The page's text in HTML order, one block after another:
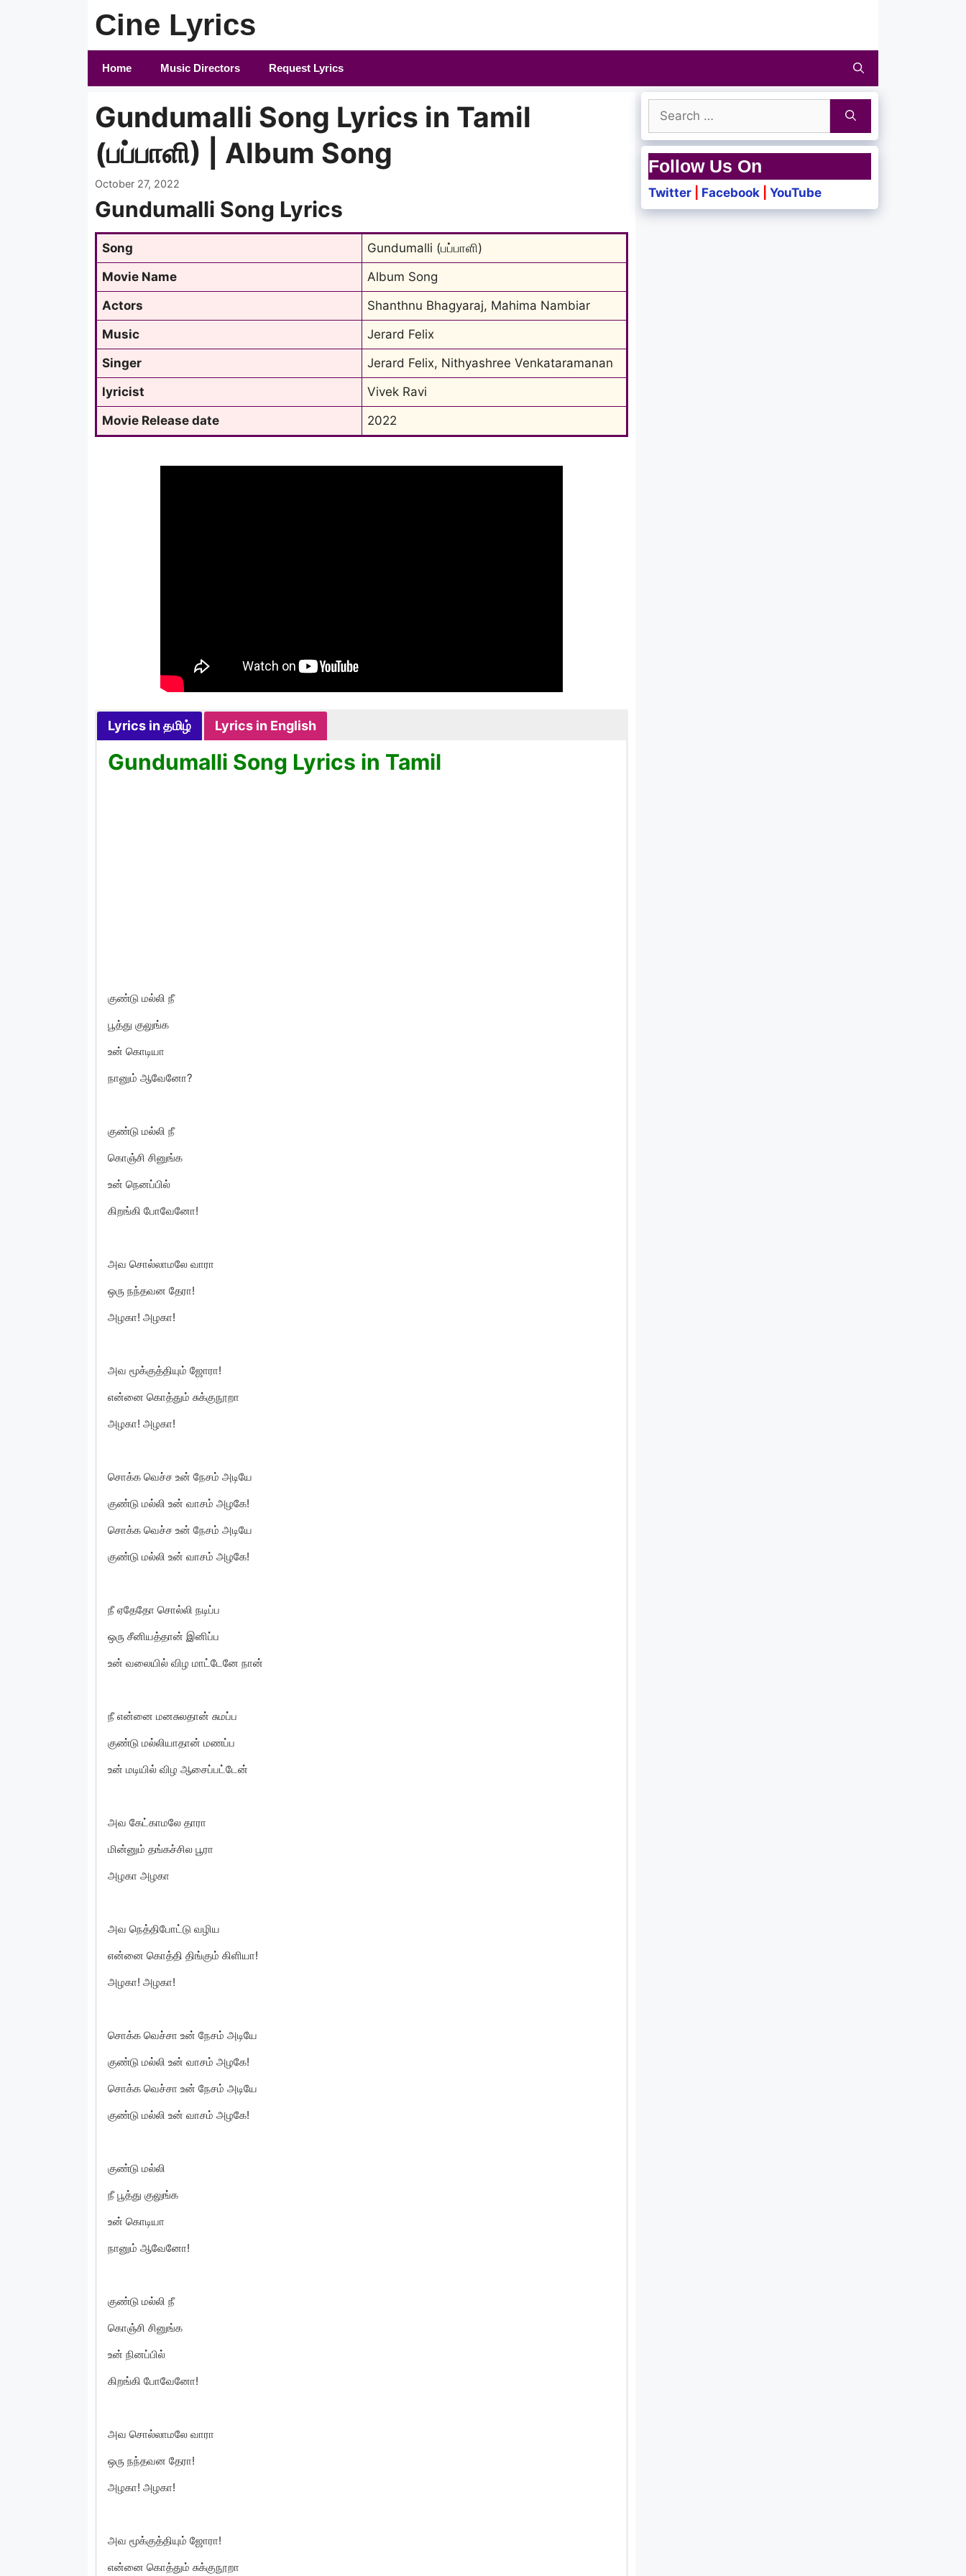
Cine Lyrics
Home Music Directors Request Lyrics
Gundumalli Song Lyrics in Tamil
(பப்பாளி) | Album Song
October 27, 2022
Gundumalli Song Lyrics
Song
Gundumalli (பப்பாளி)
Movie Name
Album Song
Actors
Shanthnu Bhagyaraj, Mahima Nambiar
Music
Jerard Felix
Singer
Jerard Felix, Nithyashree Venkataramanan
lyricist
Vivek Ravi
Movie Release date
2022
Lyrics in தமிழ் Lyrics in English
Gundumalli Song Lyrics in Tamil
குண்டு மல்லி நீ
பூத்து குலுங்க
உன் கொடியா
நானும் ஆவேனோ?
குண்டு மல்லி நீ
கொஞ்சி சினுங்க
உன் நெனப்பில்
கிறங்கி போவேனோ!
அவ சொல்லாமலே வாரா
ஒரு நந்தவன தேரா!
அழகா! அழகா!
அவ மூக்குத்தியும் ஜோரா!
என்னை கொத்தும் சுக்குநூறா
அழகா! அழகா!
சொக்க வெச்ச உன் நேசம் அடியே
குண்டு மல்லி உன் வாசம் அழகே!
சொக்க வெச்ச உன் நேசம் அடியே
குண்டு மல்லி உன் வாசம் அழகே!
நீ ஏதேதோ சொல்லி நடிப்ப
ஒரு சீனியத்தான் இனிப்ப
உன் வலையில் விழ மாட்டேனே நான்
நீ என்னை மனசுலதான் சுமப்ப
குண்டு மல்லியாதான் மணப்ப
உன் மடியில் விழ ஆசைப்பட்டேன்
அவ கேட்காமலே தாரா
மின்னும் தங்கச்சில பூரா
அழகா அழகா
அவ நெத்திபோட்டு வழிய
என்னை கொத்தி திங்கும் கிளியா!
அழகா! அழகா!
சொக்க வெச்சா உன் நேசம் அடியே
குண்டு மல்லி உன் வாசம் அழகே!
சொக்க வெச்சா உன் நேசம் அடியே
குண்டு மல்லி உன் வாசம் அழகே!
குண்டு மல்லி
நீ பூத்து குலுங்க
உன் கொடியா
நானும் ஆவேனோ!
குண்டு மல்லி நீ
கொஞ்சி சினுங்க
உன் நினப்பில்
கிறங்கி போவேனோ!
அவ சொல்லாமலே வாரா
ஒரு நந்தவன தேரா!
அழகா! அழகா!
அவ மூக்குத்தியும் ஜோரா!
என்னை கொத்தும் சுக்குநூறா
Search
for:
Follow Us On
Twitter Facebook YouTube